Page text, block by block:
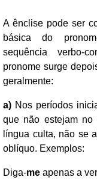
A ênclise pode ser
básica do
sequência verbo-
pronome surge
geralmente:
a) Nos períodos
que não estejam no
língua culta, não se
oblíquo. Exemplos:
Diga-me apenas a